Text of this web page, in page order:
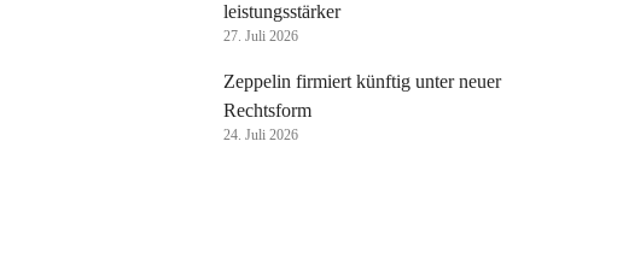
leistungsstärker
27. Juli 2026
Zeppelin firmiert künftig unter neuer
Rechtsform
24. Juli 2026